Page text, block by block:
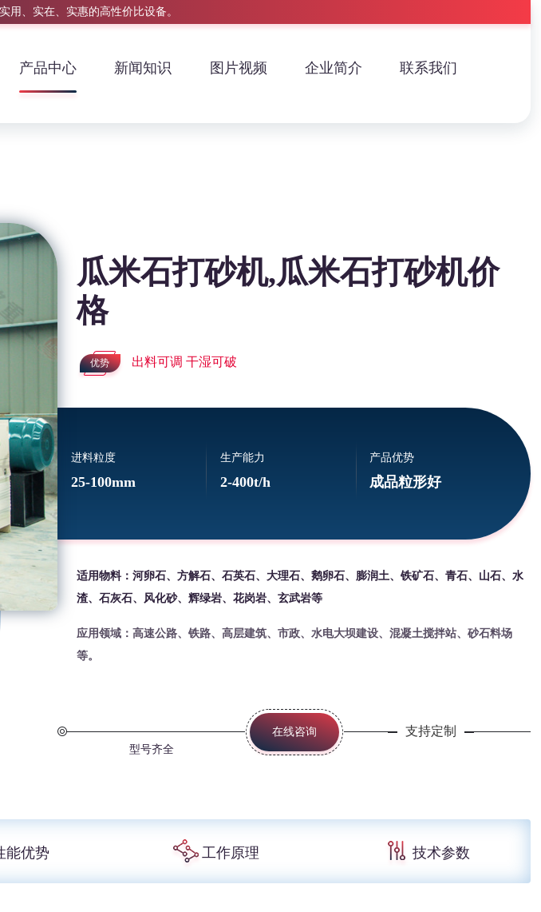
用、实在、实惠的高性价比设备。
产品中心 新闻知识 图片视频 企业简介 联系我们
瓜米石打砂机,瓜米石打砂机价
格
优势 出料可调 干湿可破
进料粒度
25-100mm
生产能力
2-400t/h
产品优势
成品粒形好
适用物料：河卵石、方解石、石英石、大理石、鹅卵石、膨润土、铁矿石、青石、山石、水
渣、石灰石、风化砂、辉绿岩、花岗岩、玄武岩等
应用领域：高速公路、铁路、高层建筑、市政、水电大坝建设、混凝土搅拌站、砂石料场
等。
型号齐全
在线咨询 支持定制
能优势 工作原理 技术参数